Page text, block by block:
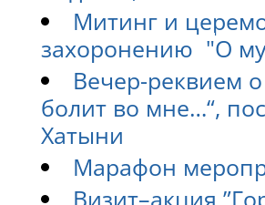
Митинг и
захоронению "О
Вечер-реквием
болит во мне…“,
Хатыни
Марафон
Визит–акция